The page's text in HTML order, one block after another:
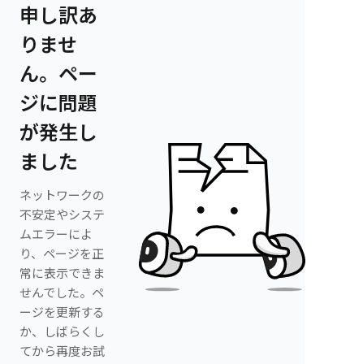
申し訳あ
りませ
ん。ペー
ジに問題
が発生し
ました
ネットワークの
不安定やシステ
ムエラーによ
り、ページを正
常に表示できま
せんでした。ペ
ージを更新する
か、しばらくし
てから再度お試